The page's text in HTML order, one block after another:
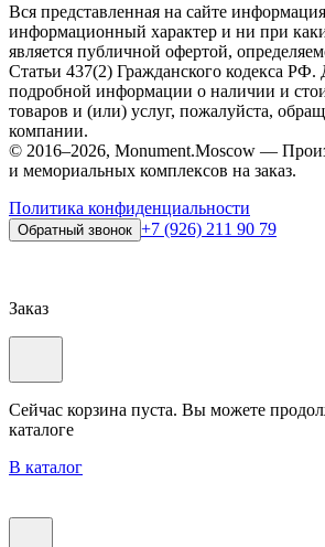
Вся представленная на сайте
информационный характер и ни при
является публичной офертой,
Статьи 437(2) Гражданского кодекса РФ.
подробной информации о наличии и
товаров и (или) услуг, пожалуйста,
компании.
© 2016–2026, Monument.Moscow —
и мемориальных комплексов на заказ.
Политика конфиденциальности
Обратный звонок +7 (926) 211 90 79
Заказ
Сейчас корзина пуста. Вы можете
каталоге
В каталог